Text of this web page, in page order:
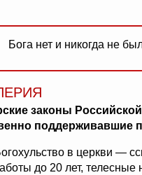
Бога нет и никогда не
законы
поддерживавшие
в церкви —
до 20 лет, телесные